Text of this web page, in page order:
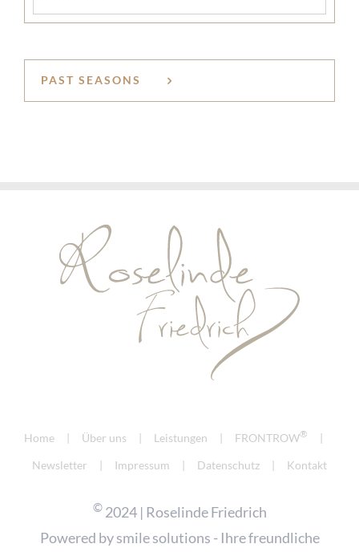
PAST SEASONS
Home Über uns Leistungen FRONTROW®
Newsletter Impressum Datenschutz Kontakt
©2024 | Roselinde Friedrich
Powered bysmile solutions - Ihre freundliche